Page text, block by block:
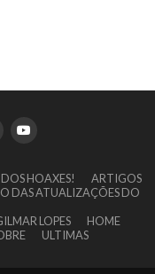
HOAXES!
ARTIGOS
DAS ATUALIZAÇÕES DO
LOPES
HOME
ULTIMAS